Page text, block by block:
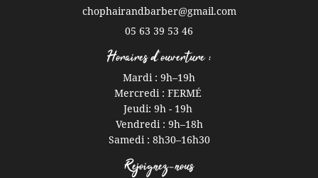
05 63 39 53 46
Horaires d'ouverture :
Mardi : 9h–19h
Mercredi : FERMÉ
Jeudi: 9h - 19h
Vendredi : 9h–18h
Samedi : 8h30–16h30
Rejoignez-nous